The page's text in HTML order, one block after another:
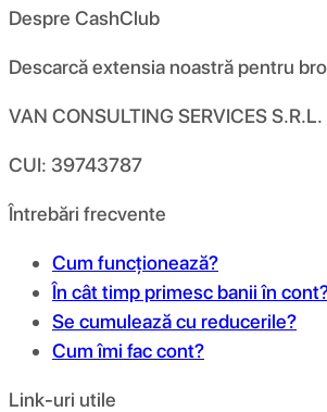
Despre CashClub
Descarcă extensia noastră pentru
VAN CONSULTING SERVICES S.R.L.
CUI: 39743787
Întrebări frecvente
Cum funcționează?
În cât timp primesc banii în
Se cumulează cu reducerile?
Cum îmi fac cont?
Link-uri utile